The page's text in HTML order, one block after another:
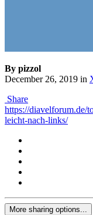
By pizzol
December 26, 2019 in
Share
https://diavelforum.de/
leicht-nach-links/
More sharing options...